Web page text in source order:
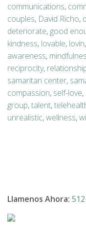
communications,
couples, David Richo,
deteriorate, good
kindness, lovable, lovin,
awareness,
reciprocity,
samaritan center,
compassion, self-love,
group,talent,
unrealistic,wellness,
Llamenos Ahora: